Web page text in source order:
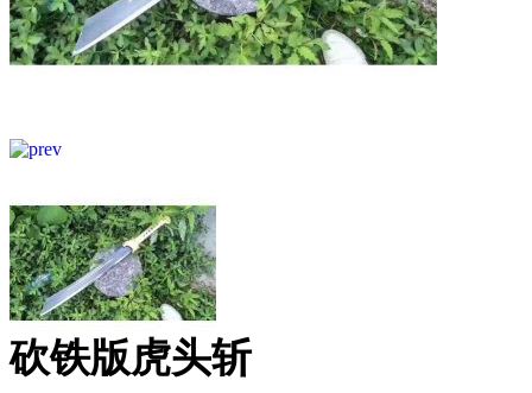
砍铁版虎头斩